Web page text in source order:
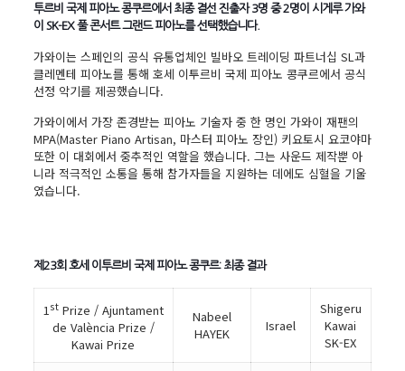
투르비 국제 피아노 콩쿠르에서 최종 결선 진출자 3명 중 2명이 시게루 가와
이 SK-EX 풀 콘서트 그랜드 피아노를 선택했습니다.
가와이는 스페인의 공식 유통업체인 빌바오 트레이딩 파트너십 SL과
클레멘테 피아노를 통해 호세 이투르비 국제 피아노 콩쿠르에서 공식
선정 악기를 제공했습니다.
가와이에서 가장 존경받는 피아노 기술자 중 한 명인 가와이 재팬의
MPA(Master Piano Artisan, 마스터 피아노 장인) 키요토시 요코야마
또한 이 대회에서 중추적인 역할을 했습니다. 그는 사운드 제작뿐 아
니라 적극적인 소통을 통해 참가자들을 지원하는 데에도 심혈을 기울
였습니다.
제23회 호세 이투르비 국제 피아노 콩쿠르: 최종 결과
1stPrize / Ajuntament
de València Prize /
Kawai Prize
Nabeel
HAYEK
Israel
Shigeru
Kawai
SK-EX